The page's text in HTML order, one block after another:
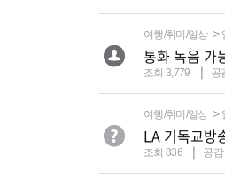
여행/취미/일상
통화 녹음 가
조회 3,779 공
여행/취미/일상
LA 기독교방
조회 836 공감